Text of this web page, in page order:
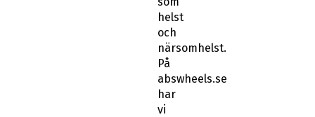
helst
och
närsomhelst.
På
abswheels.se
har
vi